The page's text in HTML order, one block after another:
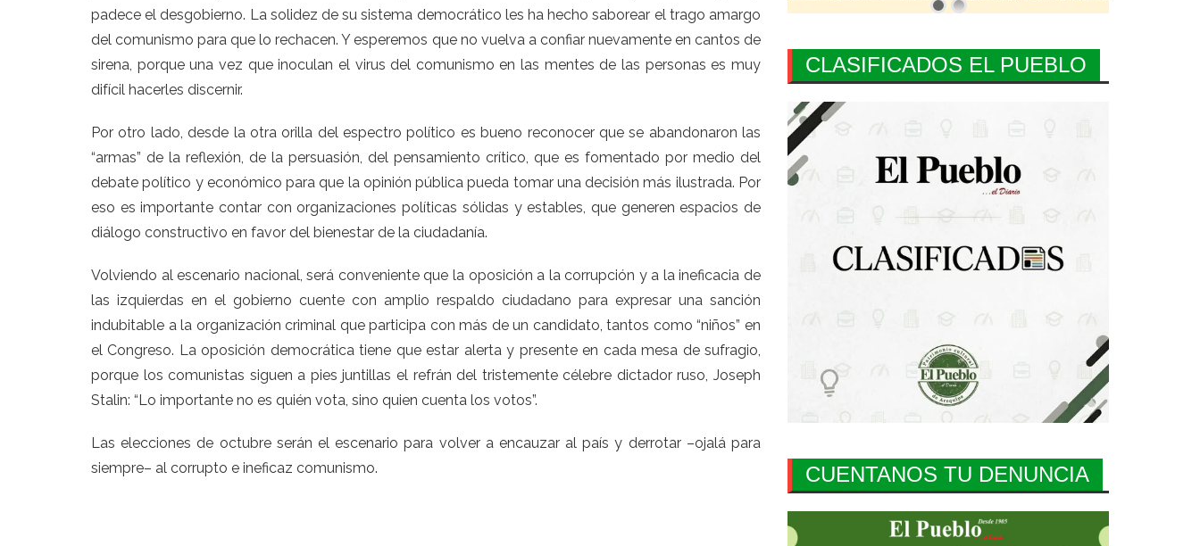
padece el desgobierno. La solidez de su sistema democrático les ha hecho saborear el trago amargo
del comunismo para que lo rechacen. Y esperemos que no vuelva a confiar nuevamente en cantos de
sirena, porque una vez que inoculan el virus del comunismo en las mentes de las personas es muy
difícil hacerles discernir.
Por otro lado, desde la otra orilla del espectro político es bueno reconocer que se abandonaron las
“armas” de la reflexión, de la persuasión, del pensamiento crítico, que es fomentado por medio del
debate político y económico para que la opinión pública pueda tomar una decisión más ilustrada. Por
eso es importante contar con organizaciones políticas sólidas y estables, que generen espacios de
diálogo constructivo en favor del bienestar de la ciudadanía.
Volviendo al escenario nacional, será conveniente que la oposición a la corrupción y a la ineficacia de
las izquierdas en el gobierno cuente con amplio respaldo ciudadano para expresar una sanción
indubitable a la organización criminal que participa con más de un candidato, tantos como “niños” en
el Congreso. La oposición democrática tiene que estar alerta y presente en cada mesa de sufragio,
porque los comunistas siguen a pies juntillas el refrán del tristemente célebre dictador ruso, Joseph
Stalin: “Lo importante no es quién vota, sino quien cuenta los votos”.
Las elecciones de octubre serán el escenario para volver a encauzar al país y derrotar –ojalá para
siempre– al corrupto e ineficaz comunismo.
CLASIFICADOS EL PUEBLO
CUENTANOS TU DENUNCIA